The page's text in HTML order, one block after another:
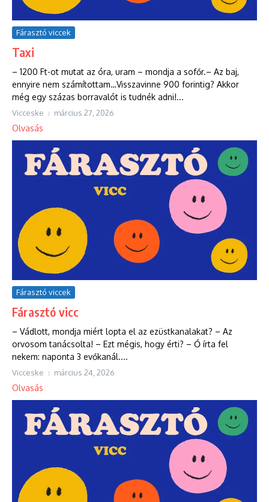
Fárasztó viccek
Taxi
– 1200 Ft-ot mutat az óra, uram – mondja a sofőr.– Az baj,
ennyire nem számítottam…Visszavinne 900 forintig? Akkor
még egy százas borravalót is tudnék adni!...
Vicceske március 27, 2026
Olvasás
Fárasztó viccek
Fárasztó vicc
– Vádlott, mondja miért lopta el az ezüstkanalakat? – Az
orvosom tanácsolta! – Ezt mégis, hogy érti? – Ő írta fel
nekem: naponta 3 evőkanál....
Vicceske március 24, 2026
Olvasás